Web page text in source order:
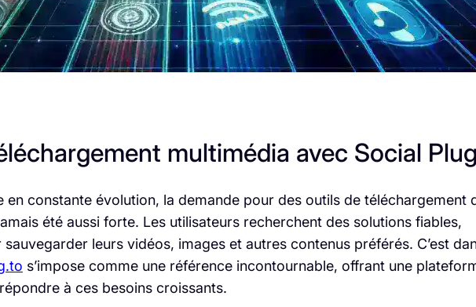
multimédia avec Social
en constante évolution, la demande pour des outils de téléchargement
été aussi forte. Les utilisateurs recherchent des solutions fiables,
leurs vidéos, images et autres contenus préférés. C’est
s’impose comme une référence incontournable, offrant une
à ces besoins croissants.